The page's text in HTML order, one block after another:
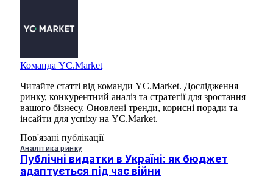
Команда YC.Market
Читайте статті від команди YC.Market. Дослідження
ринку, конкурентний аналіз та стратегії для зростання
вашого бізнесу. Оновлені тренди, корисні поради та
інсайти для успіху на YC.Market.
Пов'язані публікації
Аналітика ринку
Публічні видатки в Україні: як бюджет
адаптується під час війни